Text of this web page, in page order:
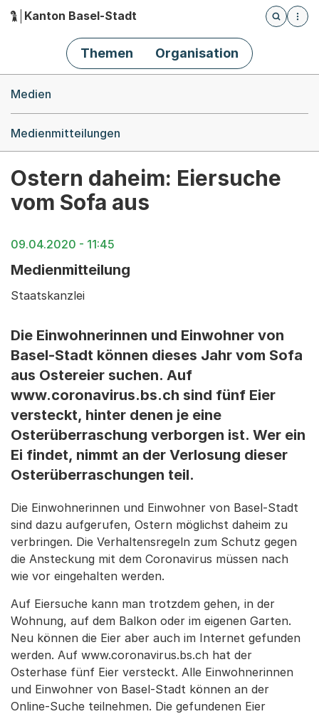
Hauptnavigation
Kanton Basel-Stadt
Öffnet
Themen Organisation
Medien
Medienmitteilungen
Ostern daheim: Eiersuche
vom Sofa aus
09.04.2020 - 11:45
Medienmitteilung
Staatskanzlei
Die Einwohnerinnen und Einwohner von
Basel-Stadt können dieses Jahr vom Sofa
aus Ostereier suchen. Auf
www.coronavirus.bs.ch sind fünf Eier
versteckt, hinter denen je eine
Osterüberraschung verborgen ist. Wer ein
Ei findet, nimmt an der Verlosung dieser
Osterüberraschungen teil.
Die Einwohnerinnen und Einwohner von Basel-Stadt
sind dazu aufgerufen, Ostern möglichst daheim zu
verbringen. Die Verhaltensregeln zum Schutz gegen
die Ansteckung mit dem Coronavirus müssen nach
wie vor eingehalten werden.
Auf Eiersuche kann man trotzdem gehen, in der
Wohnung, auf dem Balkon oder im eigenen Garten.
Neu können die Eier aber auch im Internet gefunden
werden. Auf www.coronavirus.bs.ch hat der
Osterhase fünf Eier versteckt. Alle Einwohnerinnen
und Einwohner von Basel-Stadt können an der
Online-Suche teilnehmen. Die gefundenen Eier